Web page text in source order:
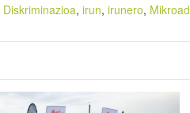
Diskriminazioa, irun, irunero,